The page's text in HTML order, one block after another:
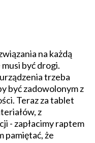
na każdą
być drogi.
trzeba
być zadowolonym z
Teraz za tablet
z
- zapłacimy raptem
pamiętać, że